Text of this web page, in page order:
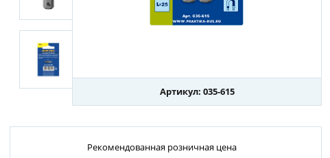
Артикул: 035-615
Рекомендованная розничная цена